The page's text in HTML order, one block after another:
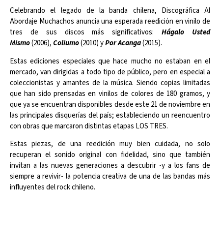
Celebrando el legado de la banda chilena, Discográfica Al
Abordaje Muchachos anuncia una esperada reedición en vinilo de
tres de sus discos más significativos:Hágalo Usted
Mismo(2006),Coliumo(2010) yPor Acanga(2015).
Estas ediciones especiales que hace mucho no estaban en el
mercado, van dirigidas a todo tipo de público, pero en especial a
coleccionistas y amantes de la música. Siendo copias limitadas
que han sido prensadas en vinilos de colores de 180 gramos, y
que ya se encuentran disponibles desde este 21 de noviembre en
las principales disquerías del país; estableciendo un reencuentro
con obras que marcaron distintas etapas LOS TRES.
Estas piezas, de una reedición muy bien cuidada, no solo
recuperan el sonido original con fidelidad, sino que también
invitan a las nuevas generaciones a descubrir -y a los fans de
siempre a revivir- la potencia creativa de una de las bandas más
influyentes del rock chileno.